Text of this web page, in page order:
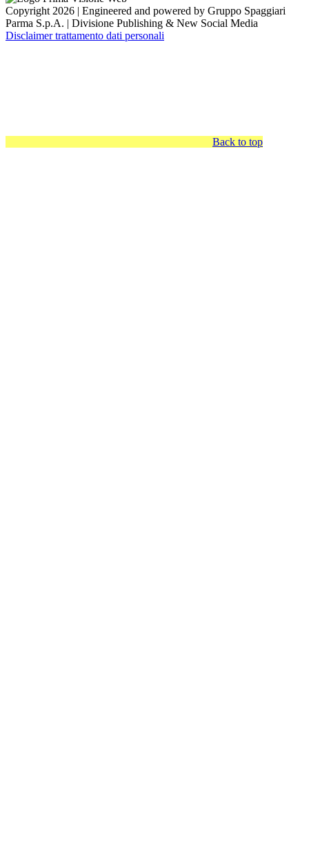
Copyright 2026 | Engineered and powered by Gruppo Spaggiari
Parma S.p.A. | Divisione Publishing & New Social Media
Disclaimer trattamento dati personali
Back to top